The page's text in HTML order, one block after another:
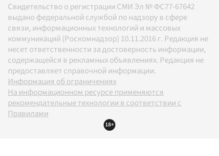
Свидетельство о регистрации СМИ Эл № ФС77-67642
выдано федеральной службой по надзору в сфере
связи, информационных технологий и массовых
коммуникаций (Роскомнадзор) 10.11.2016 г. Редакция не
несет ответственности за достоверность информации,
содержащейся в рекламных объявлениях. Редакция не
предоставляет справочной информации.
Информация об ограничениях
На информационном ресурсе применяются
рекомендательные технологии в соответствии с
Правилами
18+